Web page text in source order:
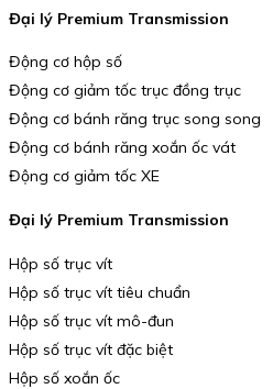
Đại lý Premium Transmission
Động cơ hộp số
Động cơ giảm tốc trục đồng trục
Động cơ bánh răng trục song song
Động cơ bánh răng xoắn ốc vát
Động cơ giảm tốc XE
Đại lý Premium Transmission
Hộp số trục vít
Hộp số trục vít tiêu chuẩn
Hộp số trục vít mô-đun
Hộp số trục vít đặc biệt
Hộp số xoắn ốc